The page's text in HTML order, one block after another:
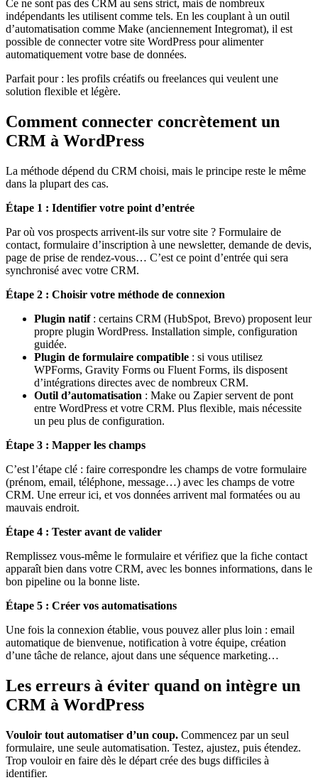
Ce ne sont pas des CRM au sens strict, mais de nombreux
indépendants les utilisent comme tels. En les couplant à un outil
d’automatisation comme Make (anciennement Integromat), il est
possible de connecter votre site WordPress pour alimenter
automatiquement votre base de données.
Parfait pour : les profils créatifs ou freelances qui veulent une
solution flexible et légère.
Comment connecter concrètement un
CRM à WordPress
La méthode dépend du CRM choisi, mais le principe reste le même
dans la plupart des cas.
Étape 1 : Identifier votre point d’entrée
Par où vos prospects arrivent-ils sur votre site ? Formulaire de
contact, formulaire d’inscription à une newsletter, demande de devis,
page de prise de rendez-vous… C’est ce point d’entrée qui sera
synchronisé avec votre CRM.
Étape 2 : Choisir votre méthode de connexion
Plugin natif: certains CRM (HubSpot, Brevo) proposent leur
propre plugin WordPress. Installation simple, configuration
guidée.
Plugin de formulaire compatible : si vous utilisez
WPForms, Gravity Forms ou Fluent Forms, ils disposent
d’intégrations directes avec de nombreux CRM.
Outil d’automatisation : Make ou Zapier servent de pont
entre WordPress et votre CRM. Plus flexible, mais nécessite
un peu plus de configuration.
Étape 3 : Mapper les champs
C’est l’étape clé : faire correspondre les champs de votre formulaire
(prénom, email, téléphone, message…) avec les champs de votre
CRM. Une erreur ici, et vos données arrivent mal formatées ou au
mauvais endroit.
Étape 4 : Tester avant de valider
Remplissez vous-même le formulaire et vérifiez que la fiche contact
apparaît bien dans votre CRM, avec les bonnes informations, dans le
bon pipeline ou la bonne liste.
Étape 5 : Créer vos automatisations
Une fois la connexion établie, vous pouvez aller plus loin : email
automatique de bienvenue, notification à votre équipe, création
d’une tâche de relance, ajout dans une séquence marketing…
Les erreurs à éviter quand on intègre un
CRM à WordPress
Vouloir tout automatiser d’un coup. Commencez par un seul
formulaire, une seule automatisation. Testez, ajustez, puis étendez.
Trop vouloir en faire dès le départ crée des bugs difficiles à
identifier.